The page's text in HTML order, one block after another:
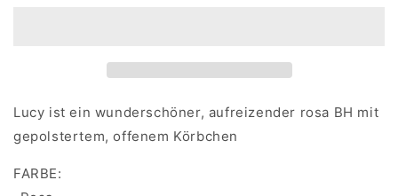
Rosa
Lucy ist ein wunderschöner, aufreizender rosa BH mit
gepolstertem, offenem Körbchen
FARBE: